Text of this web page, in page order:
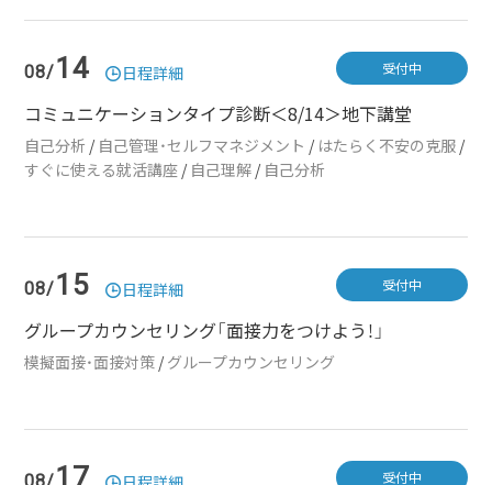
08/14 日程詳細
コミュニケーションタイプ診断＜8/14＞地下講堂
自己分析 / 自己管理・セルフマネジメント / はたらく不安の克服 /
すぐに使える就活講座 / 自己理解 / 自己分析
受付中
08/15 日程詳細
グループカウンセリング「面接力をつけよう！」
模擬面接・面接対策 /グループカウンセリング
受付中
17 受付中